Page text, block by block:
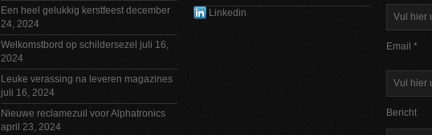
Een heel gelukkig kerstfeest december
24, 2024
Welkomstbord op schildersezel juli 16,
2024
Leuke verassing na leveren magazines
juli 16, 2024
Nieuwe reclamezuil voor Alphatronics
april 23, 2024
Linkedin
Email *
Bericht